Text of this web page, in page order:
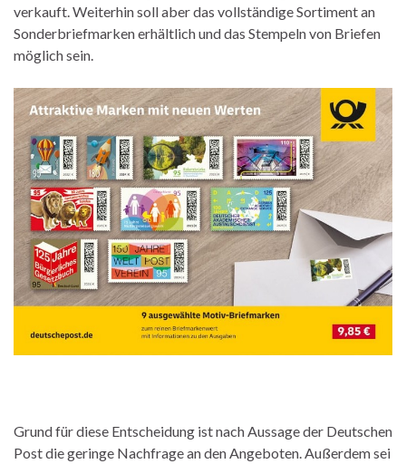
verkauft. Weiterhin soll aber das vollständige Sortiment an
Sonderbriefmarken erhältlich und das Stempeln von Briefen
möglich sein.
Grund für diese Entscheidung ist nach Aussage der Deutschen
Post die geringe Nachfrage an den Angeboten. Außerdem sei